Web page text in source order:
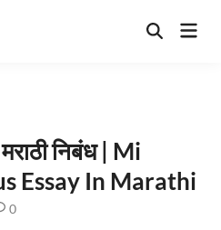
Open
निबंध | Mi
Essay In Marathi
0